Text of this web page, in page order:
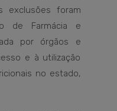
exclusões foram
de Farmácia e
por órgãos e
e à utilização
no estado,